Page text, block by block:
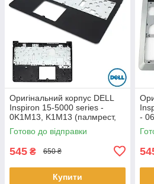
Оригінальний корпус DELL
Inspiron 15-5000 series -
0K1M13, K1M13 (палмрест,
топкейс, верх)
Готово до відправки
545 ₴ 650 ₴
Купити
-